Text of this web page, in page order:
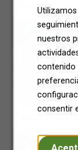
nuestros
contenido
consentir
IT
Specialist
West